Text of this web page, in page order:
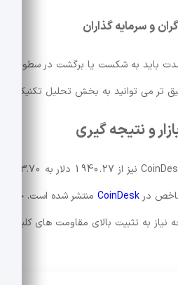
و سرمایه گذاران
باید به شکست یا برگشت در سطوح
تر می توانید به بخش تحلیل تکنیکال ما
و نتیجه گیری
در CoinDesk منتشر شده است. جمع
نیاز به تثبیت بالای مقاومت های